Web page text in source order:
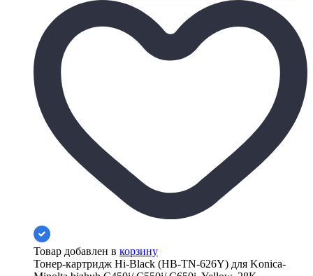
Товар добавлен в корзину
Тонер-картридж Hi-Black (HB-TN-626Y) для Konica-